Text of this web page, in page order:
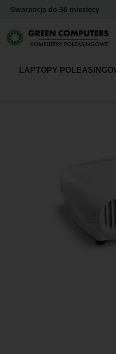
LAPTOPY
Gwarancja do 36 miesięcy